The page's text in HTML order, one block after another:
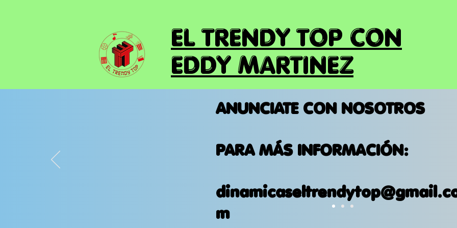
EL TRENDY TOP CON
EDDY MARTINEZ
ANUNCIATE CON NOSOTROS
PARA MÁS INFORMACIÓN:
m